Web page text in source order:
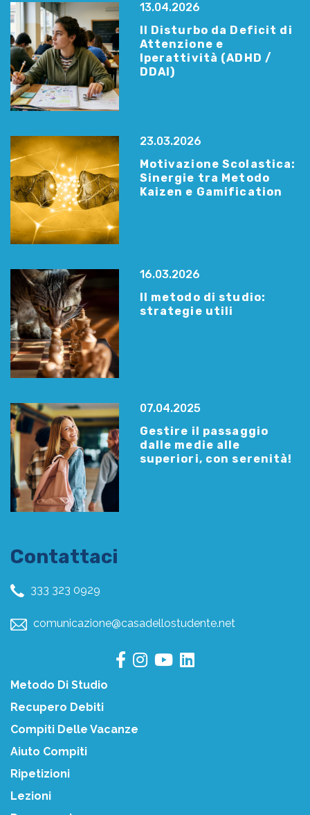
13.04.2026
Il Disturbo da Deficit di
Attenzione e
Iperattività (ADHD /
DDAI)
23.03.2026
Motivazione Scolastica:
Sinergie tra Metodo
Kaizen e Gamification
16.03.2026
Il metodo di studio:
strategie utili
07.04.2025
Gestire il passaggio
dalle medie alle
superiori, con serenità!
Contattaci
333 323 0929
comunicazione@casadellostudente.net
Metodo Di Studio
Recupero Debiti
Compiti Delle Vacanze
Aiuto Compiti
Ripetizioni
Lezioni